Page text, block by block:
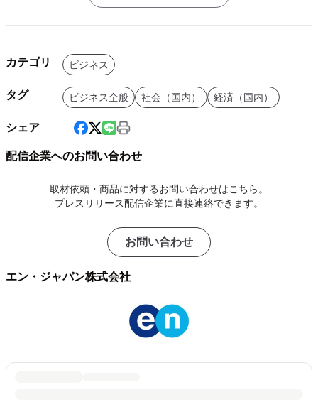
カテゴリ ビジネス
タグ ビジネス全般 社会（国内） 経済（国内）
シェア
配信企業へのお問い合わせ
取材依頼・商品に対するお問い合わせはこちら。
プレスリリース配信企業に直接連絡できます。
お問い合わせ
エン・ジャパン株式会社